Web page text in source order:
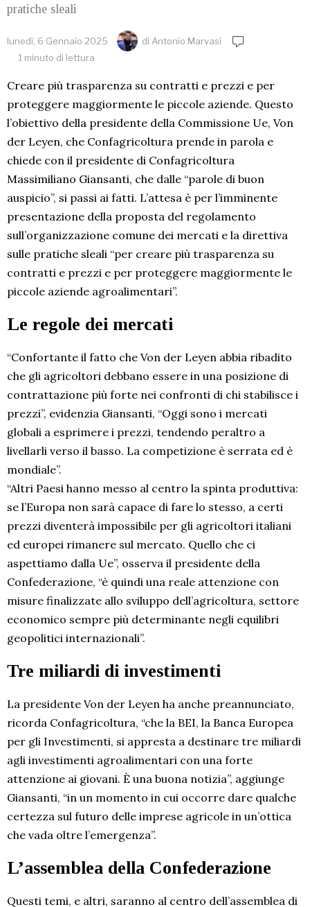
pratiche sleali
lunedì, 6 Gennaio 2025 di Antonio Marvasi
1 minuto di lettura
Creare più trasparenza su contratti e prezzi e per
proteggere maggiormente le piccole aziende. Questo
l’obiettivo della presidente della Commissione Ue, Von
der Leyen, che Confagricoltura prende in parola e
chiede con il presidente di Confagricoltura
Massimiliano Giansanti, che dalle “parole di buon
auspicio”, si passi ai fatti. L’attesa è per l’imminente
presentazione della proposta del regolamento
sull’organizzazione comune dei mercati e la direttiva
sulle pratiche sleali “per creare più trasparenza su
contratti e prezzi e per proteggere maggiormente le
piccole aziende agroalimentari”.
Le regole dei mercati
“Confortante il fatto che Von der Leyen abbia ribadito
che gli agricoltori debbano essere in una posizione di
contrattazione più forte nei confronti di chi stabilisce i
prezzi”, evidenzia Giansanti, “Oggi sono i mercati
globali a esprimere i prezzi, tendendo peraltro a
livellarli verso il basso. La competizione è serrata ed è
mondiale”.
“Altri Paesi hanno messo al centro la spinta produttiva:
se l’Europa non sarà capace di fare lo stesso, a certi
prezzi diventerà impossibile per gli agricoltori italiani
ed europei rimanere sul mercato. Quello che ci
aspettiamo dalla Ue”, osserva il presidente della
Confederazione, “è quindi una reale attenzione con
misure finalizzate allo sviluppo dell’agricoltura, settore
economico sempre più determinante negli equilibri
geopolitici internazionali”.
Tre miliardi di investimenti
La presidente Von der Leyen ha anche preannunciato,
ricorda Confagricoltura, “che la BEI, la Banca Europea
per gli Investimenti, si appresta a destinare tre miliardi
agli investimenti agroalimentari con una forte
attenzione ai giovani. È una buona notizia”, aggiunge
Giansanti, “in un momento in cui occorre dare qualche
certezza sul futuro delle imprese agricole in un’ottica
che vada oltre l’emergenza”.
L’assemblea della Confederazione
Questi temi, e altri, saranno al centro dell’assemblea di